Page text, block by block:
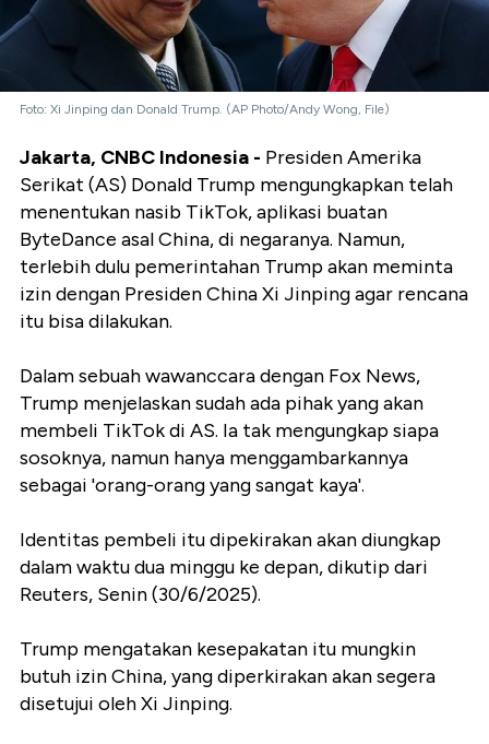
Foto: Xi Jinping dan Donald Trump. (AP Photo/Andy Wong, File)
Jakarta, CNBC Indonesia - Presiden Amerika
Serikat (AS) Donald Trump mengungkapkan telah
menentukan nasib TikTok, aplikasi buatan
ByteDance asal China, di negaranya. Namun,
terlebih dulu pemerintahan Trump akan meminta
izin dengan Presiden China Xi Jinping agar rencana
itu bisa dilakukan.
Dalam sebuah wawanccara dengan Fox News,
Trump menjelaskan sudah ada pihak yang akan
membeli TikTok di AS. Ia tak mengungkap siapa
sosoknya, namun hanya menggambarkannya
sebagai 'orang-orang yang sangat kaya'.
Identitas pembeli itu dipekirakan akan diungkap
dalam waktu dua minggu ke depan, dikutip dari
Reuters, Senin (30/6/2025).
Trump mengatakan kesepakatan itu mungkin
butuh izin China, yang diperkirakan akan segera
disetujui oleh Xi Jinping.